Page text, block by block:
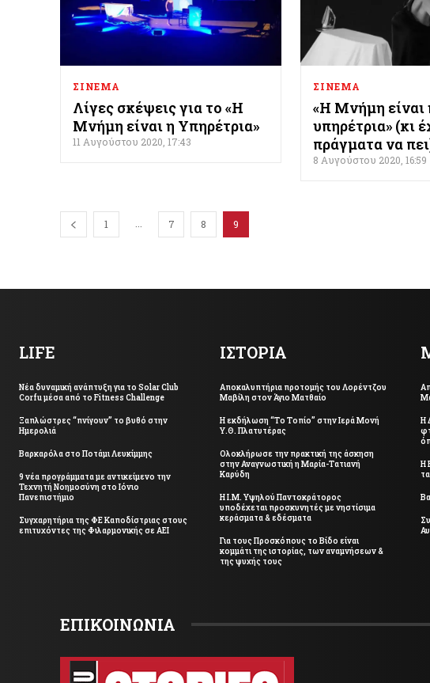
ΣΙΝΕΜΑ
Λίγες σκέψεις για το «Η
Μνήμη είναι η Υπηρέτρια»
11 Αυγούστου 2020, 17:43
ΣΙΝΕΜΑ
«Η Μνήμη είναι
υπηρέτρια» (κι
πράγματα να
8 Αυγούστου 2020, 16:59
1 7 8 9
LIFE
Νέα δυναμική ανάπτυξη για το Solar Club
Corfu μέσα από το Fitness Challenge
Ξαπλώστρες “πνίγουν” το βυθό στην
Ημερολιά
Βαρκαρόλα στο Ποτάμι Λευκίμμης
9 νέα προγράμματα με αντικείμενο την
Τεχνητή Νοημοσύνη στο Ιόνιο
Πανεπιστήμιο
Συγχαρητήρια της ΦΕ Καποδίστριας στους
επιτυχόντες της Φιλαρμονικής σε ΑΕΙ
ΙΣΤΟΡΙΑ
Αποκαλυπτήρια προτομής του Λορέντζου
Μαβίλη στον Άγιο Ματθαίο
Η εκδήλωση “Το Τοπίο” στην Ιερά Μονή
Υ.Θ. Πλατυτέρας
Ολοκλήρωσε την πρακτική της άσκηση
στην Αναγνωστική η Μαρία-Τατιανή
Καρύδη
Η Ι.Μ. Υψηλού Παντοκράτορος
υποδέχεται προσκυνητές με νηστίσιμα
κεράσματα & εδέσματα
Για τους Προσκόπους το Βίδο είναι
κομμάτι της ιστορίας, των αναμνήσεων &
της ψυχής τους
Η
Η
ΕΠΙΚΟΙΝΩΝΙΑ